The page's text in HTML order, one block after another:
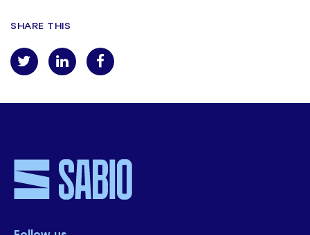
SHARE THIS